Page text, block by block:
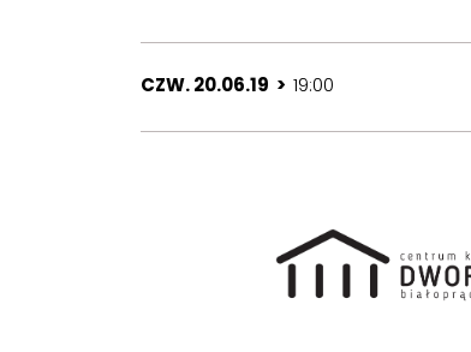
CZW. 20.06.19 > 19:00